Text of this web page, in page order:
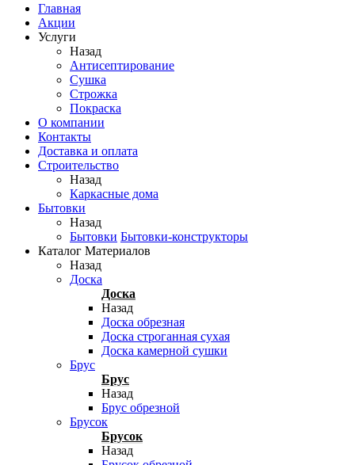
Главная
Акции
Услуги
Назад
Антисептирование
Сушка
Строжка
Покраска
О компании
Контакты
Доставка и оплата
Строительство
Назад
Каркасные дома
Бытовки
Назад
Бытовки Бытовки-конструкторы
Каталог Материалов
Назад
Доска
Доска
Назад
Доска обрезная
Доска строганная сухая
Доска камерной сушки
Брус
Брус
Назад
Брус обрезной
Брусок
Брусок
Назад